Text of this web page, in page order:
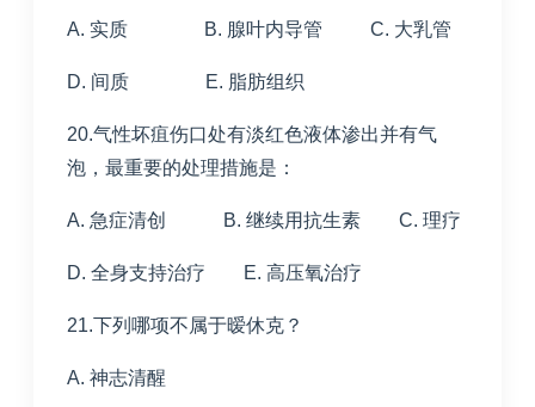
A. 实质 B. 腺叶内导管 C. 大乳管
D. 间质 E. 脂肪组织
20.气性坏疽伤口处有淡红色液体渗出并有气
泡，最重要的处理措施是：
A. 急症清创 B. 继续用抗生素 C. 理疗
D. 全身支持治疗 E. 高压氧治疗
21.下列哪项不属于暧休克？
A. 神志清醒